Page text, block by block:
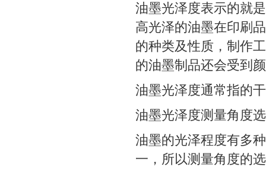
油墨光泽度表示的就
高光泽的油墨在印刷
的种类及性质，制作
的油墨制品还会受到
油墨光泽度通常指的
油墨光泽度测量角度
油墨的光泽程度有多
一，所以测量角度的